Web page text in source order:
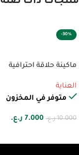
-30%
ماكينة حلاقة احترافية
العناية
متوفر في المخزون
10.000 ر.ع. 7.000 ر.ع.